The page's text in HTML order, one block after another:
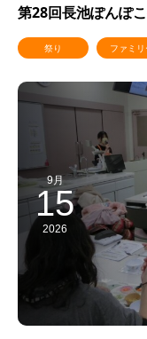
第28回長池ぽんぽ
祭り ファミリ
9月
15
2026